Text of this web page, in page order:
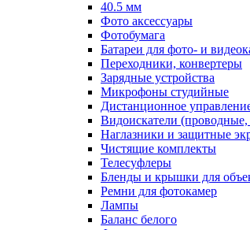
40.5 мм
Фото аксессуары
Фотобумага
Батареи для фото- и
Переходники, конвертеры
Зарядные устройства
Микрофоны студийные
Дистанционное
Видоискатели
Наглазники и защитные
Чистящие комплекты
Телесуфлеры
Бленды и крышки для
Ремни для фотокамер
Лампы
Баланс белого